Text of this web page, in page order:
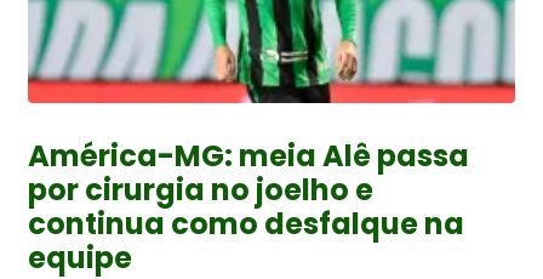
América-MG: meia Alê passa
por cirurgia no joelho e
continua como desfalque na
equipe